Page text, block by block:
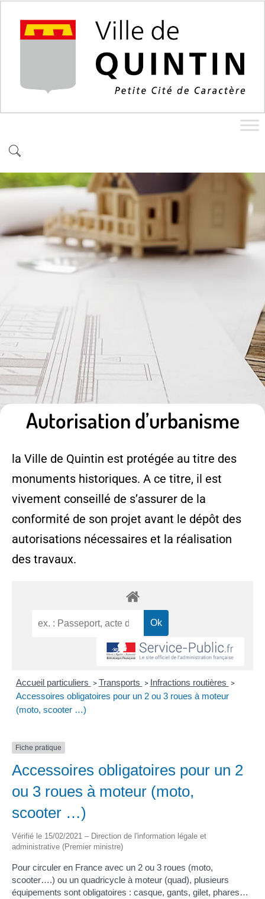
Autorisation d’urbanisme
la Ville de Quintin est protégée au titre des
monuments historiques. A ce titre, il est
vivement conseillé de s’assurer de la
conformité de son projet avant le dépôt des
autorisations nécessaires et la réalisation
des travaux.
Accueil particuliers > Transports > Infractions routières >
Accessoires obligatoires pour un 2 ou 3 roues à moteur
(moto, scooter …)
Fiche pratique
Accessoires obligatoires pour un 2
ou 3 roues à moteur (moto,
scooter …)
Vérifié le 15/02/2021 – Direction de l'information légale et
administrative (Premier ministre)
Pour circuler en France avec un 2 ou 3 roues (moto,
scooter….) ou un quadricycle à moteur (quad), plusieurs
équipements sont obligatoires : casque, gants, gilet, phares…